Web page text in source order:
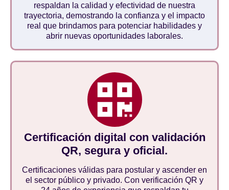
respaldan la calidad y efectividad de nuestra
trayectoria, demostrando la confianza y el impacto
real que brindamos para potenciar habilidades y
abrir nuevas oportunidades laborales.
Certificación digital con validación
QR, segura y oficial.
Certificaciones válidas para postular y ascender en
el sector público y privado. Con verificación QR y